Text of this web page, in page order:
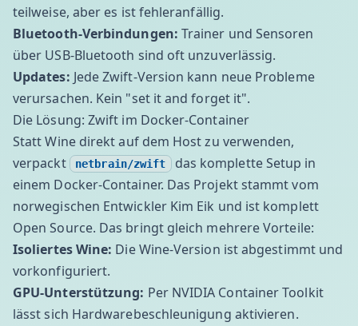
teilweise, aber es ist fehleranfällig.
Bluetooth-Verbindungen: Trainer und Sensoren
über USB-Bluetooth sind oft unzuverlässig.
Updates: Jede Zwift-Version kann neue Probleme
verursachen. Kein "set it and forget it".
Die Lösung: Zwift im Docker-Container
Statt Wine direkt auf dem Host zu verwenden,
verpackt
netbrain/zwift das komplette Setup in
einem Docker-Container. Das Projekt stammt vom
norwegischen Entwickler Kim Eik und ist komplett
Open Source. Das bringt gleich mehrere Vorteile:
Isoliertes Wine: Die Wine-Version ist abgestimmt und
vorkonfiguriert.
GPU-Unterstützung: Per NVIDIA Container Toolkit
lässt sich Hardwarebeschleunigung aktivieren.